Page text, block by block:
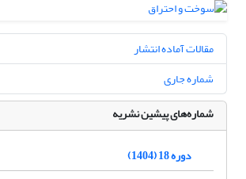
مقالات آماده انتشار
شماره جاری
شماره‌های پیشین نشریه
دوره 18 (1404)